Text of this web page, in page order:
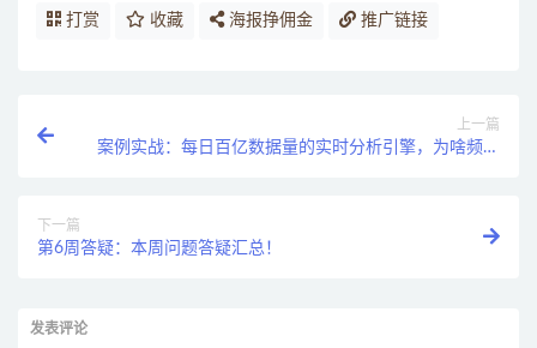
打赏 收藏 海报挣佣金 推广链接
上一篇
案例实战：每日百亿数据量的实时分析引擎，为啥频繁
下一篇
第6周答疑：本周问题答疑汇总！
发表评论